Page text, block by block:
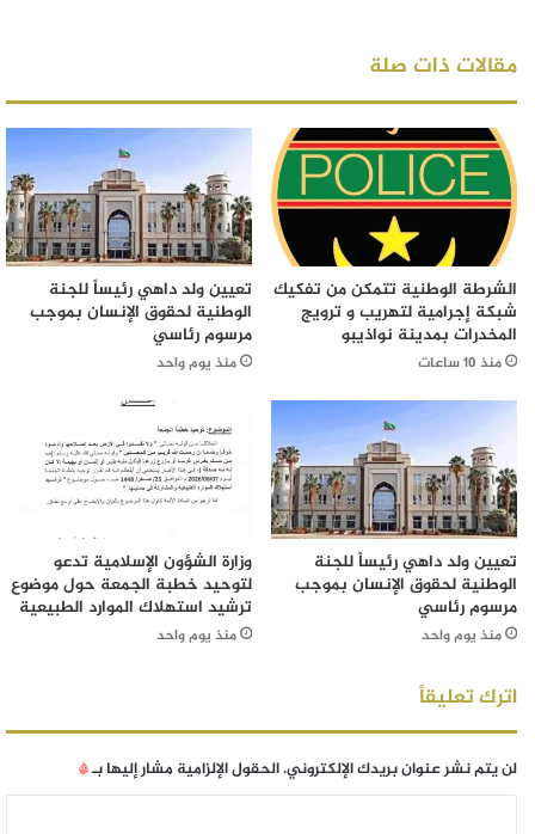
مقالات ذات صلة
الشرطة الوطنية تتمكن من تفكيك
شبكة إجرامية لتهريب و ترويج
المخدرات بمدينة نواذيبو
منذ 10 ساعات
تعيين ولد داهي رئيساً للجنة
الوطنية لحقوق الإنسان بموجب
مرسوم رئاسي
منذ يوم واحد
تعيين ولد داهي رئيساً للجنة
الوطنية لحقوق الإنسان بموجب
مرسوم رئاسي
منذ يوم واحد
وزارة الشؤون الإسلامية تدعو
لتوحيد خطبة الجمعة حول موضوع
ترشيد استهلاك الموارد الطبيعية
منذ يوم واحد
اترك تعليقاً
لن يتم نشر عنوان بريدك الإلكتروني.الحقول الإلزامية مشار إليها بـ*